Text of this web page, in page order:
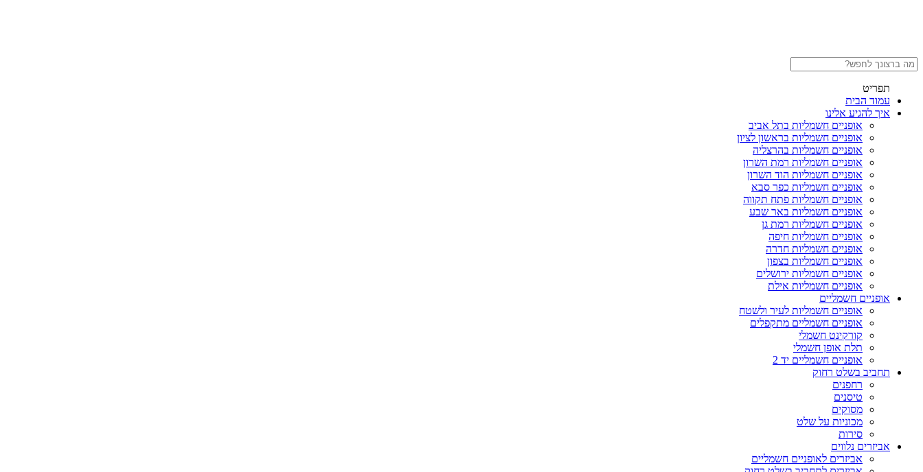
תפריט
עמוד הבית
איך להגיע אלינו
אופניים חשמליות בתל אביב
אופניים חשמליות בראשון לציון
אופניים חשמליות בהרצליה
אופניים חשמליות רמת השרון
אופניים חשמליות הוד השרון
אופניים חשמליות כפר סבא
אופניים חשמליות פתח תקווה
אופניים חשמליות באר שבע
אופניים חשמליות רמת גן
אופניים חשמליות חיפה
אופניים חשמליות חדרה
אופניים חשמליות בצפון
אופניים חשמליות ירושלים
אופניים חשמליות אילת
אופניים חשמליים
אופניים חשמליות לעיר ולשטח
אופניים חשמליים מתקפלים
קורקינט חשמלי
תלת אופן חשמלי
אופניים חשמליים יד 2
תחביב בשלט רחוק
רחפנים
טיסנים
מסוקים
מכוניות על שלט
סירות
אביזרים נלווים
אביזרים לאופניים חשמליים